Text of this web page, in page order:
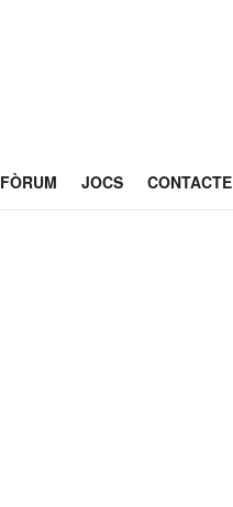
FÒRUM JOCS CONTACTE